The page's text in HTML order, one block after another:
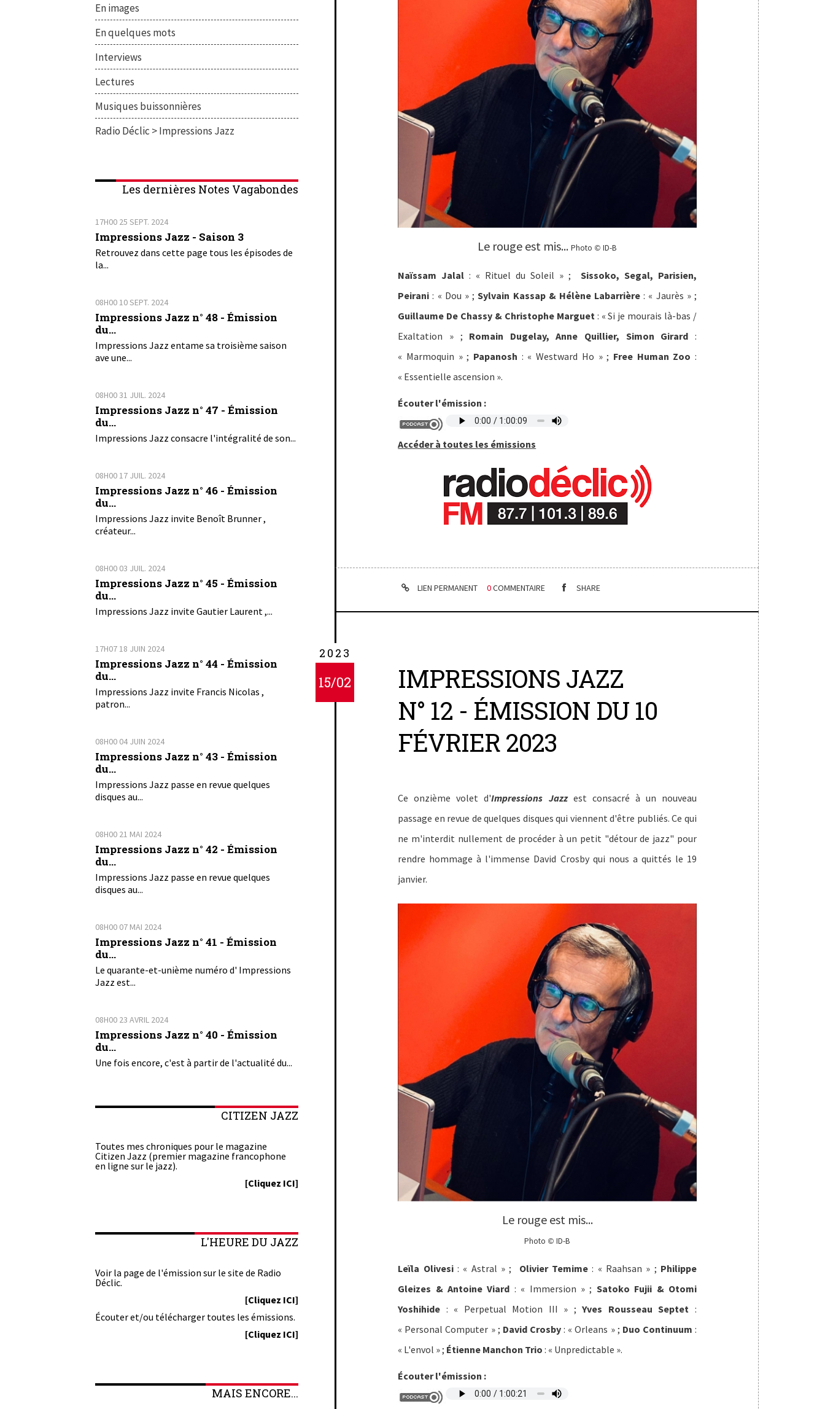
En images
En quelques mots
Interviews
Lectures
Musiques buissonnières
Radio Déclic > Impressions Jazz
Les dernières Notes Vagabondes
17H00 25 SEPT. 2024
Impressions Jazz - Saison 3
Retrouvez dans cette page tous les épisodes de
la...
08H00 10SEPT. 2024
Impressions Jazz n° 48 - Émission
du...
Impressions Jazz entame sa troisième saison
ave une...
08H0031 JUIL. 2024
Impressions Jazz n° 47 - Émission
du...
Impressions Jazz consacre l'intégralité de son...
08H00 17 JUIL. 2024
Impressions Jazz n° 46 - Émission
du...
Impressions Jazz invite Benoît Brunner ,
créateur...
08H00 03 JUIL. 2024
Impressions Jazz n° 45 - Émission
du...
Impressions Jazz invite Gautier Laurent ,...
17H07 18 JUIN 2024
Impressions Jazz n° 44 - Émission
du...
Impressions Jazz invite Francis Nicolas ,
patron...
08H00 04 JUIN 2024
Impressions Jazz n° 43 - Émission
du...
Impressions Jazz passe en revue quelques
disques au...
08H00 21 MAI 2024
Impressions Jazz n° 42 - Émission
du...
Impressions Jazz passe en revue quelques
disques au...
08H00 07 MAI 2024
Impressions Jazz n° 41 - Émission
du...
Le quarante-et-unième numéro d' Impressions
Jazz est...
08H00 23 AVRIL 2024
Impressions Jazz n° 40 - Émission
du...
Une fois encore, c'est à partir de l'actualité du...
CITIZEN JAZZ
Toutes mes chroniques pour le magazine
Citizen Jazz (premier magazine francophone
en ligne sur le jazz).
[Cliquez ICI]
L'HEURE DU JAZZ
Voir la page de l'émission sur le site de Radio
Déclic.
[Cliquez ICI]
Écouter et/ou télécharger toutes les émissions.
[Cliquez ICI]
MAIS ENCORE...
Le rouge est mis...Photo © ID-B
Naïssam Jalal : « Rituel du Soleil » ;Sissoko, Segal, Parisien,
Peirani : « Dou » ;Sylvain Kassap & Hélène Labarrière : « Jaurès » ;
Guillaume De Chassy & Christophe Marguet: « Si je mourais là-bas /
Exaltation » ; Romain Dugelay, Anne Quillier, Simon Girard :
« Marmoquin » ; Papanosh : « Westward Ho » ; Free Human Zoo :
« Essentielle ascension ».
Écouter l'émission :
Accéder à toutes les émissions
LIEN PERMANENT 0COMMENTAIRE SHARE
2023
15/02
IMPRESSIONS JAZZ
N° 12 - ÉMISSION DU 10
FÉVRIER 2023
Ce onzième volet d'Impressions Jazzest consacré à un nouveau
passage en revue de quelques disques qui viennent d'être publiés. Ce qui
ne m'interdit nullement de procéder à un petit "détour de jazz" pour
rendre hommage à l'immense David Crosby qui nous a quittés le 19
janvier.
Le rouge est mis...
Photo © ID-B
Leïla Olivesi: « Astral » ; Olivier Temime : « Raahsan » ; Philippe
Gleizes & Antoine Viard : « Immersion » ; Satoko Fujii & Otomi
Yoshihide : « Perpetual Motion III » ;Yves Rousseau Septet :
« Personal Computer » ; David Crosby : « Orleans » ; Duo Continuum :
« L'envol » ; Étienne Manchon Trio : « Unpredictable ».
Écouter l'émission :